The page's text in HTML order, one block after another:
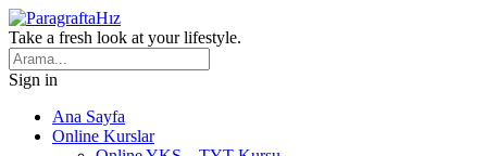
Take a fresh look at your lifestyle.
Sign in
Ana Sayfa
Online Kurslar